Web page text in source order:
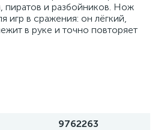
пиратов и разбойников. Нож
игр в сражения: он лёгкий,
в руке и точно повторяет
9762263